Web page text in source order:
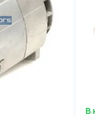
В